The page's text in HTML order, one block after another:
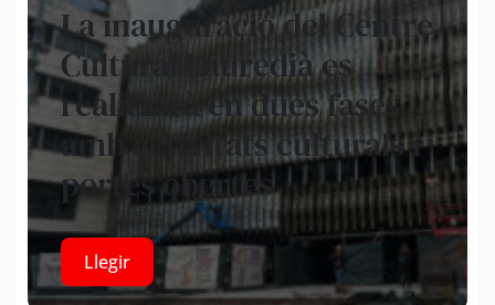
La inauguració del Centre
Cultural Lauredià es
realitzarà en dues fases
amb activitats culturals i
portes obertes
Llegir